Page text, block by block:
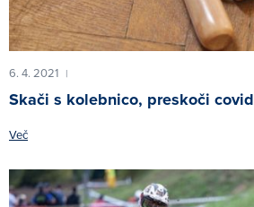
6. 4. 2021 |
Skači s kolebnico, preskoči covid
Več